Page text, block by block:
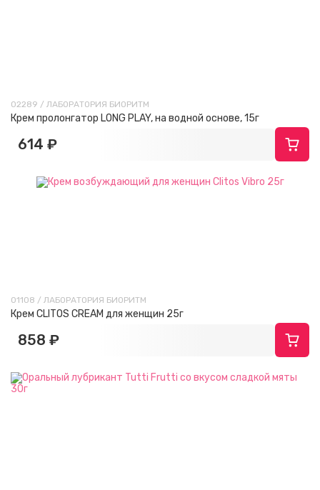
02289 / ЛАБОРАТОРИЯ БИОРИТМ
Крем пролонгатор LONG PLAY, на водной основе, 15г
614 ₽
01108 / ЛАБОРАТОРИЯ БИОРИТМ
Крем CLITOS CREAM для женщин 25г
858 ₽